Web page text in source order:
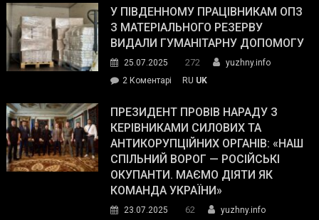
завойовує
симпатії
виборців
The
Street
Journal.
У ПІВДЕННОМУ ПРАЦІВНИКАМ ОПЗ
З МАТЕРІАЛЬНОГО РЕЗЕРВУ
ВИДАЛИ ГУМАНІТАРНУ ДОПОМОГУ
25.07.2025 272
yuzhny.info
2 Коментарі
Південному
працівникам
ОПЗ
з
матеріального
резерву
гуманітарну
RU UK
ПРЕЗИДЕНТ ПРОВІВ НАРАДУ З
КЕРІВНИКАМИ СИЛОВИХ ТА
АНТИКОРУПЦІЙНИХ ОРГАНІВ: «НАШ
СПІЛЬНИЙ ВОРОГ — РОСІЙСЬКІ
ОКУПАНТИ. МАЄМО ДІЯТИ ЯК
КОМАНДА УКРАЇНИ»
23.07.2025 62
yuzhny.info